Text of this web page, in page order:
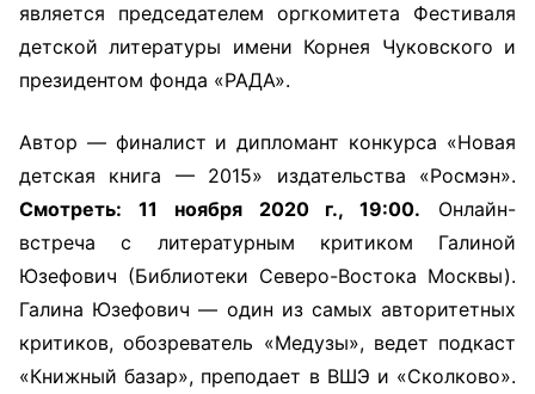
является председателем оргкомитета Фестиваля
детской литературы имени Корнея Чуковского и
президентом фонда «РАДА».
Автор — финалист и дипломант конкурса «Новая
детская книга — 2015» издательства «Росмэн».
Смотреть: 11 ноября 2020 г., 19:00. Онлайн-
встреча с литературным критиком Галиной
Юзефович (Библиотеки Северо-Востока Москвы).
Галина Юзефович — один из самых авторитетных
критиков, обозреватель «Медузы», ведет подкаст
«Книжный базар», преподает в ВШЭ и «Сколково».